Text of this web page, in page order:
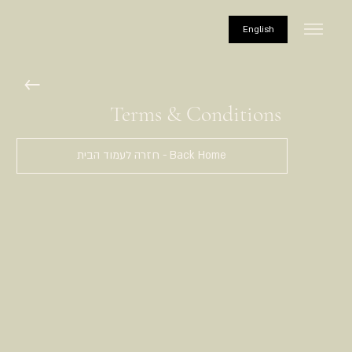
English
Terms & Conditions
Back Home - חזרה לעמוד הבית